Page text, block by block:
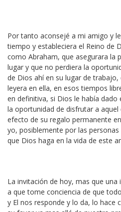
Por tanto aconsejé a mi amigo y
tiempo y estableciera el Reino de
como Abraham, que asegurara la
lugar y que no perdiera la
de Dios ahí en su lugar de trabajo,
leyera en ella, en esos tiempos
en definitiva, si Dios le había
la oportunidad de disfrutar a
efecto de su regalo permanente
yo, posiblemente por las
que Dios haga en la vida de este
La invitación de hoy, mas que
a que tome conciencia de que
y El nos responde y lo da, lo hace